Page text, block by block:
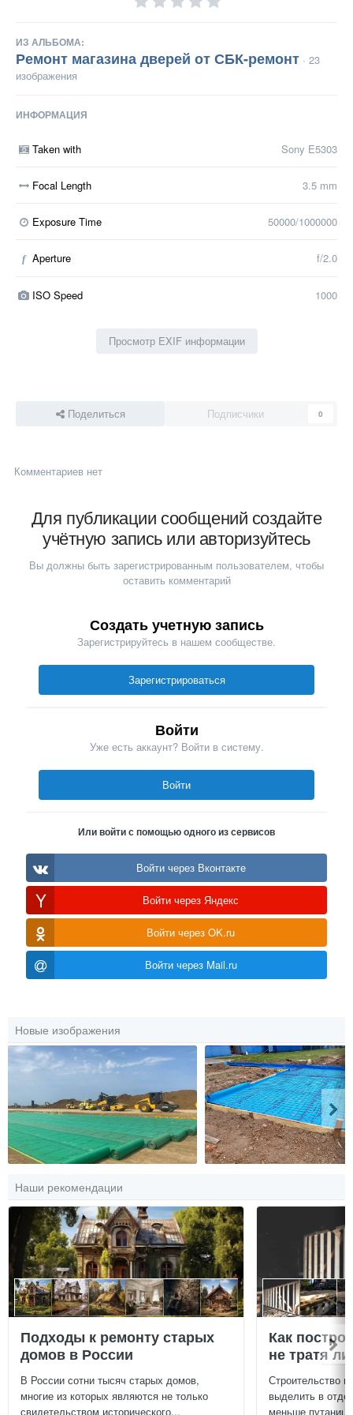
ИЗ АЛЬБОМА:
Ремонт магазина дверей от СБК-ремонт · 23
изображения
ИНФОРМАЦИЯ
Taken with Sony E5303
Focal Length 3.5 mm
Exposure Time 50000/1000000
f Aperture f/2.0
ISO Speed 1000
Просмотр EXIF информации
Поделиться Подписчики 0
Комментариев нет
Для публикации сообщений создайте
учётную запись или авторизуйтесь
Вы должны быть зарегистрированным пользователем, чтобы
оставить комментарий
Создать учетную запись
Зарегистрируйтесь в нашем сообществе.
Зарегистрироваться
Войти
Уже есть аккаунт? Войти в систему.
Войти
Или войти с помощью одного из сервисов
Войти через Вконтакте
Войти через Яндекс
Войти через OK.ru
Войти через Mail.ru
Новые изображения
Наши рекомендации
Подходы к ремонту старых
домов в России
В России сотни тысяч старых домов,
многие из которых являются не только
свидетельством исторического...
Как
не тратя
Строительство
выделить в
меньше